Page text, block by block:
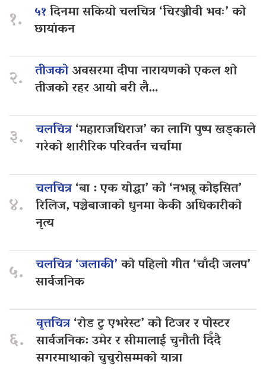
१. ५१दिनमा सकियो चलचित्र ‘चिरञ्जीवी भवः’ को
छायांकन
२. तीजकोअवसरमा दीपा नारायणको एकल शो
तीजको रहर आयो बरी लै…
३. चलचित्र‘महाराजधिराज’ का लागि पुष्प खड्काले
गरेको शारीरिक परिवर्तन चर्चामा
४.
चलचित्र‘बा : एक योद्धा’ को ‘नभन्नू कोइसित’
रिलिज, पञ्चेबाजाको धुनमा केकी अधिकारीको
नृत्य
५. चलचित्र ‘जलाकी’को पहिलो गीत ‘चाँदी जलप’
सार्वजनिक
६.
वृत्तचित्र‘रोड टु एभरेस्ट’ को टिजर र पोस्टर
सार्वजनिक: उमेर र सीमालाई चुनौती दिँदै
सगरमाथाको चुचुरोसम्मको यात्रा